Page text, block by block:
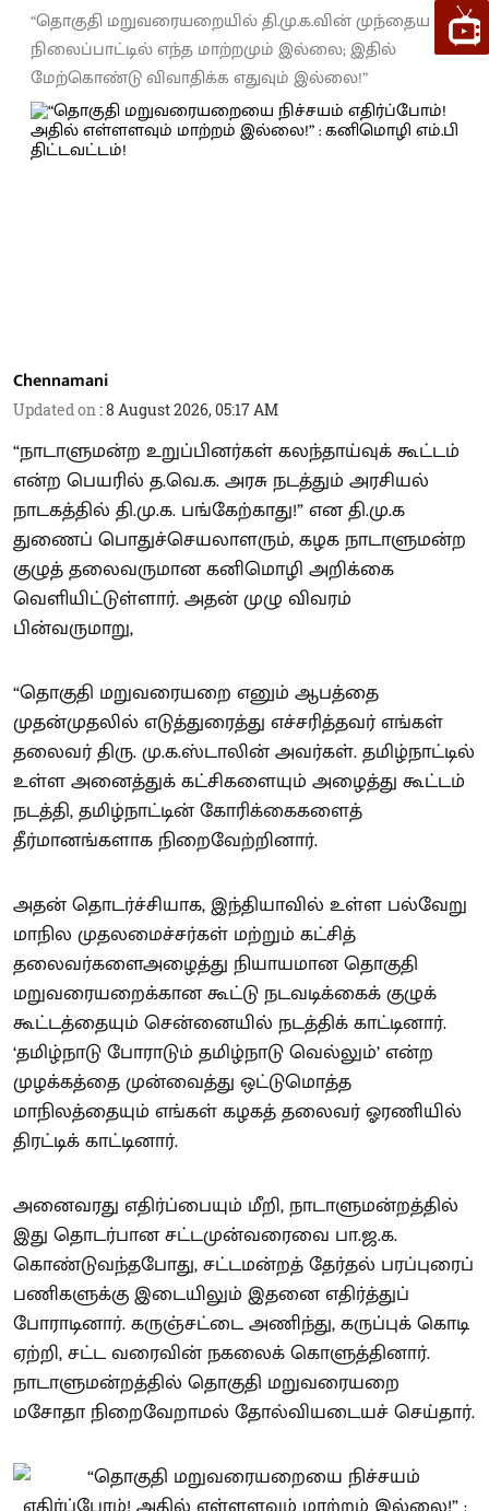
“தொகுதி மறுவரையறையில் தி.மு.க.வின் முந்தைய
நிலைப்பாட்டில் எந்த மாற்றமும் இல்லை; இதில்
மேற்கொண்டு விவாதிக்க எதுவும் இல்லை!”
Chennamani
Updated on :8 August 2026, 05:17 AM
“நாடாளுமன்ற உறுப்பினர்கள் கலந்தாய்வுக் கூட்டம்
என்ற பெயரில் த.வெ.க. அரசு நடத்தும் அரசியல்
நாடகத்தில் தி.மு.க. பங்கேற்காது!” என தி.மு.க
துணைப் பொதுச்செயலாளரும், கழக நாடாளுமன்ற
குழுத் தலைவருமான கனிமொழி அறிக்கை
வெளியிட்டுள்ளார். அதன் முழு விவரம்
பின்வருமாறு,
“தொகுதி மறுவரையறை எனும் ஆபத்தை
முதன்முதலில் எடுத்துரைத்து எச்சரித்தவர் எங்கள்
தலைவர் திரு. மு.க.ஸ்டாலின் அவர்கள். தமிழ்நாட்டில்
உள்ள அனைத்துக் கட்சிகளையும் அழைத்து கூட்டம்
நடத்தி, தமிழ்நாட்டின் கோரிக்கைகளைத்
தீர்மானங்களாக நிறைவேற்றினார்.
அதன் தொடர்ச்சியாக, இந்தியாவில் உள்ள பல்வேறு
மாநில முதலமைச்சர்கள் மற்றும் கட்சித்
தலைவர்களைஅழைத்து நியாயமான தொகுதி
மறுவரையறைக்கான கூட்டு நடவடிக்கைக் குழுக்
கூட்டத்தையும் சென்னையில் நடத்திக் காட்டினார்.
‘தமிழ்நாடு போராடும் தமிழ்நாடு வெல்லும்’ என்ற
முழக்கத்தை முன்வைத்து ஒட்டுமொத்த
மாநிலத்தையும் எங்கள் கழகத் தலைவர் ஓரணியில்
திரட்டிக் காட்டினார்.
அனைவரது எதிர்ப்பையும் மீறி, நாடாளுமன்றத்தில்
இது தொடர்பான சட்டமுன்வரைவை பா.ஜ.க.
கொண்டுவந்தபோது, சட்டமன்றத் தேர்தல் பரப்புரைப்
பணிகளுக்கு இடையிலும் இதனை எதிர்த்துப்
போராடினார். கருஞ்சட்டை அணிந்து, கருப்புக் கொடி
ஏற்றி, சட்ட வரைவின் நகலைக் கொளுத்தினார்.
நாடாளுமன்றத்தில் தொகுதி மறுவரையறை
மசோதா நிறைவேறாமல் தோல்வியடையச் செய்தார்.